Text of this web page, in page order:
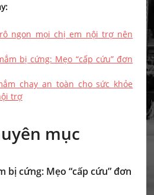
ngon mọi chị em nội trợ nên
bị cứng: Mẹo “cấp cứu” đơn
chay an toàn cho sức khỏe
trợ
mục
bị cứng: Mẹo “cấp cứu” đơn